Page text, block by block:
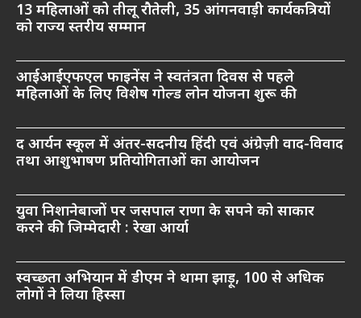
13 महिलाओं को तीलू रौतेली, 35 आंगनवाड़ी कार्यकत्रियों
को राज्य स्तरीय सम्मान
आईआईएफएल फाइनेंस ने स्वतंत्रता दिवस से पहले
महिलाओं के लिए विशेष गोल्ड लोन योजना शुरू की
द आर्यन स्कूल में अंतर-सदनीय हिंदी एवं अंग्रेज़ी वाद-विवाद
तथा आशुभाषण प्रतियोगिताओं का आयोजन
युवा निशानेबाजों पर जसपाल राणा के सपने को साकार
करने की जिम्मेदारी : रेखा आर्या
स्वच्छता अभियान में डीएम ने थामा झाड़ू, 100 से अधिक
लोगों ने लिया हिस्सा